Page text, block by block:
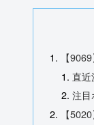
【
直近
注目
【